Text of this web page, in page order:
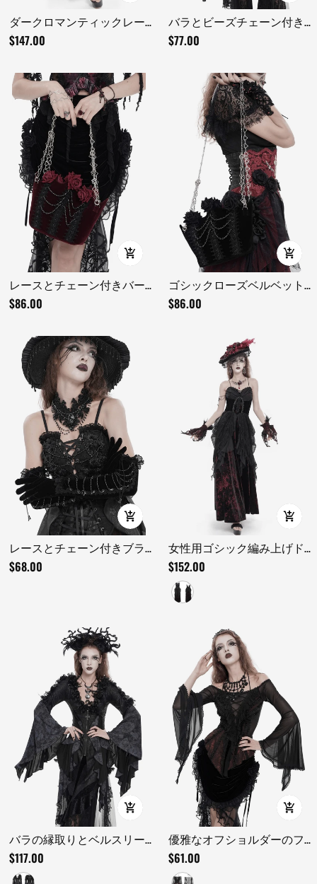
ダークロマンティックレー
スマキシスカート コルセッ
$147.00
バラとビーズチェーン付き
ゴスレイヴンクロススタッ
$77.00
レースとチェーン付きバー
ガンディゴシックローズハ
$86.00
ゴシックローズベルベット
ハンドバッグ パールチェー
$86.00
レースとチェーン付きブラ
ックゴシックオペラグロー
$68.00
女性用ゴシック編み上げド
レス、フリル付きチュール
層
$152.00
バラの縁取りとベルスリー
ブ付きのレースアップブラ
ウス
$117.00
優雅なオフショルダーのフ
リルトップ、シアースリー
ブとレース付き
$61.00